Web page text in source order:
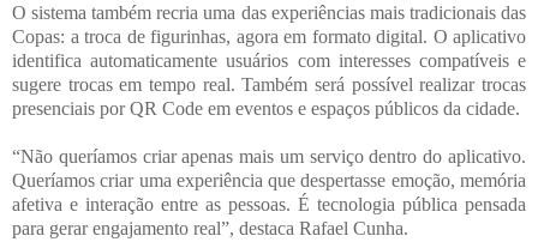
O sistema também recria uma das experiências mais tradicionais das
Copas: a troca de figurinhas, agora em formato digital. O aplicativo
identifica automaticamente usuários com interesses compatíveis e
sugere trocas em tempo real. Também será possível realizar trocas
presenciais por QR Code em eventos e espaços públicos da cidade.
“Não queríamos criar apenas mais um serviço dentro do aplicativo.
Queríamos criar uma experiência que despertasse emoção, memória
afetiva e interação entre as pessoas. É tecnologia pública pensada
para gerar engajamento real”, destaca Rafael Cunha.